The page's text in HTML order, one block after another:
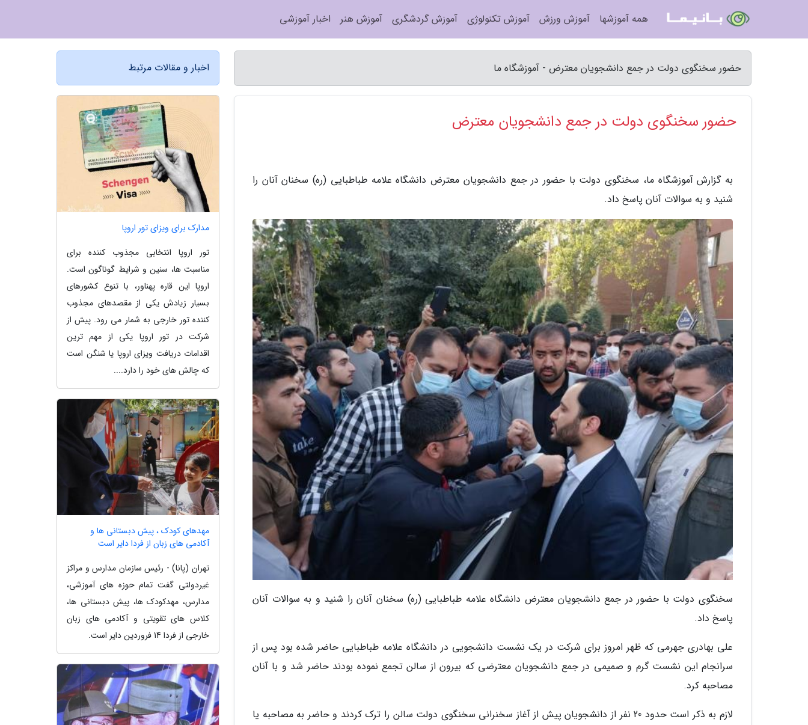
حضور سخنگوی دولت در جمع دانشجویان معترض - آموزشگاه ما
حضور سخنگوی دولت در جمع دانشجویان معترض
به گزارش آموزشگاه ما، سخنگوی دولت با حضور در جمع دانشجویان معترض دانشگاه علامه طباطبایی (ره) سخنان آنان را
شنید و به سوالات آنان پاسخ داد.
سخنگوی دولت با حضور در جمع دانشجویان معترض دانشگاه علامه طباطبایی (ره) سخنان آنان را شنید و به سوالات آنان
پاسخ داد.
علی بهادری جهرمی که ظهر امروز برای شرکت در یک نشست دانشجویی در دانشگاه علامه طباطبایی حاضر شده بود پس از
سرانجام این نشست گرم و صمیمی در جمع دانشجویان معترضی که بیرون از سالن تجمع نموده بودند حاضر شد و با آنان
مصاحبه کرد.
لازم به ذکر است حدود 20 نفر از دانشجویان پیش از آغاز سخنرانی سخنگوی دولت سالن را ترک کردند و حاضر به مصاحبه یا
اخبار و مقالات مرتبط
مدارک برای ویزای تور اروپا
تور اروپا انتخابی مجذوب کننده برای
مناسبت ها، سنین و شرایط گوناگون است.
اروپا این قاره پهناور، با تنوع کشورهای
بسیار زیادش یکی از مقصدهای مجذوب
کننده تور خارجی به شمار می رود. پیش از
شرکت در تور اروپا یکی از مهم ترین
اقدامات دریافت ویزای اروپا یا شنگن است
که چالش های خود را دارد....
مهدهای کودک ، پیش دبستانی ها و
آکادمی های زبان از فردا دایر است
تهران (پانا) - رئیس سازمان مدارس و مراکز
غیردولتی گفت تمام حوزه های آموزشی،
مدارس، مهدکودک ها، پیش دبستانی ها،
کلاس های تقویتی و آکادمی های زبان
خارجی از فردا 14 فروردین دایر است.
همه آموزشها آموزش ورزش آموزش تکنولوژی آموزش گردشگری آموزش هنر اخبار آموزشی